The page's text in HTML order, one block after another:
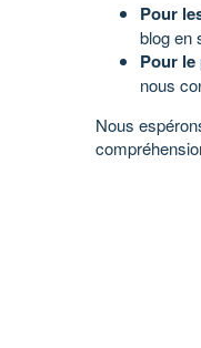
Pour
blog en
Pour
nous
Nous